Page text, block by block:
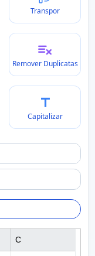
Transpor
Remover Duplicatas
Capitalizar
C